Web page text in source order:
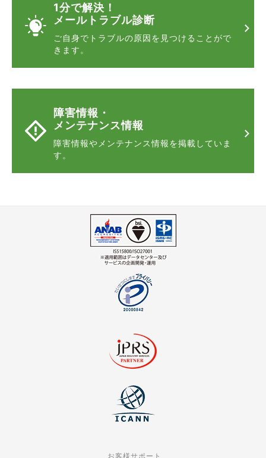
1分で解決！
メールトラブル診断
ご自身でトラブルの原因を 見つけることがで
きます。
障害情報・
メンテナンス情報
障害情報やメンテナンス情報を掲載していま
す。
お客様サポート